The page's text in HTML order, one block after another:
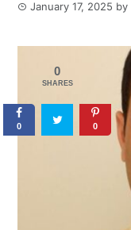
January 17, 2025 by
0
SHARES
0 0